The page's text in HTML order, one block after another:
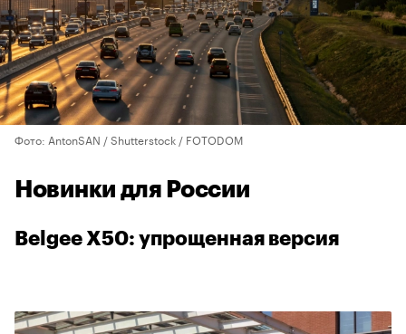
Фото: AntonSAN / Shutterstock / FOTODOM
Новинки для России
Belgee X50: упрощенная версия